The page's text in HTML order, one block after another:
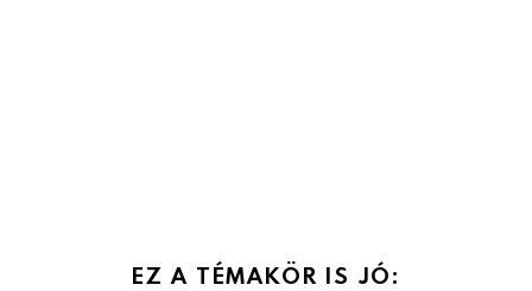
EZ A TÉMAKÖR IS JÓ: